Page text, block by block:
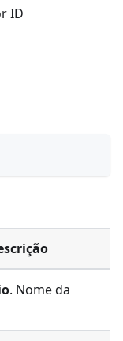
ID
. Nome da